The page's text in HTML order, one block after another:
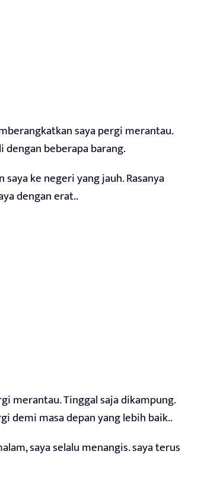
saya pergi merantau.
beberapa barang.
ke negeri yang jauh. Rasanya
dengan erat..
merantau. Tinggal saja dikampung.
demi masa depan yang lebih baik..
saya selalu menangis. saya terus